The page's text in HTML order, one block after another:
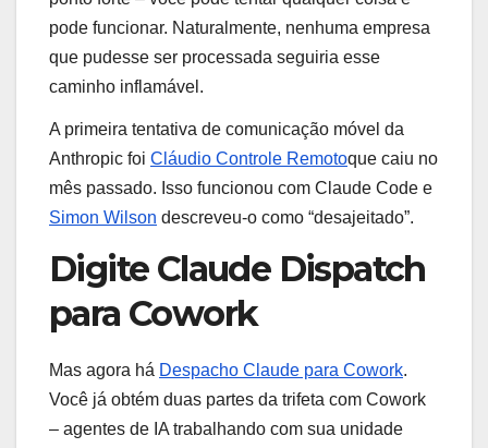
pode funcionar. Naturalmente, nenhuma empresa
que pudesse ser processada seguiria esse
caminho inflamável.
A primeira tentativa de comunicação móvel da
Anthropic foi Cláudio Controle Remotoque caiu no
mês passado. Isso funcionou com Claude Code e
Simon Wilson descreveu-o como “desajeitado”.
Digite Claude Dispatch
para Cowork
Mas agora há Despacho Claude para Cowork.
Você já obtém duas partes da trifeta com Cowork
– agentes de IA trabalhando com sua unidade